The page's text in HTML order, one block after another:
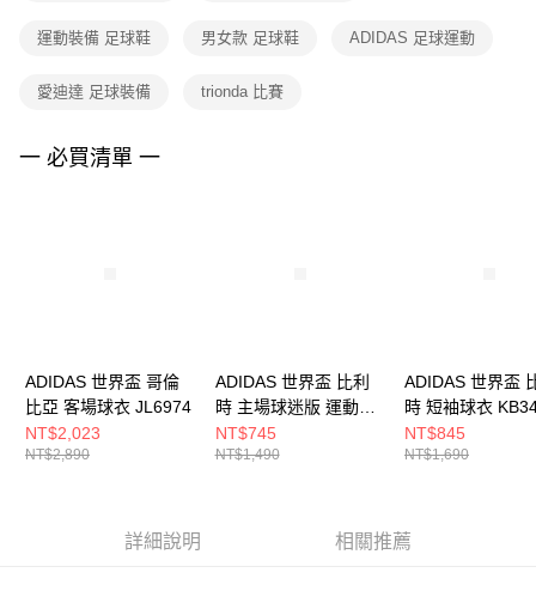
權轉讓予恩沛科技股份有限公司。
３．未成年的使用者請事先徵得法定代理人或監護人之同意方可使用
４．使用「AFTEE先享後付」時，將依據個別帳號之用戶狀況，依本公司即
運動裝備 足球鞋 男女款 足球鞋 ADIDAS 足球運動
愛迪達 足球裝備 trionda 比賽
一 必買清單 一
ADIDAS 世界盃 哥倫
比亞 客場球衣 JL6974
NT$2,023
NT$2,890
ADIDAS 世界盃 比利
時 主場球迷版 運動短
褲 JM8385
NT$745
NT$1,490
ADIDAS 世界盃
時 短袖球衣
NT$845
NT$1,690
詳細說明 相關推薦